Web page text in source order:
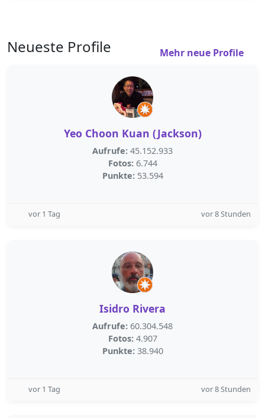
Neueste Profile Mehr neue Profile
Yeo Choon Kuan (Jackson)
Aufrufe: 45.152.933
Fotos: 6.744
Punkte: 53.594
vor 1 Tag vor 8 Stunden
Isidro Rivera
Aufrufe: 60.304.548
Fotos: 4.907
Punkte: 38.940
vor 1 Tag vor 8 Stunden